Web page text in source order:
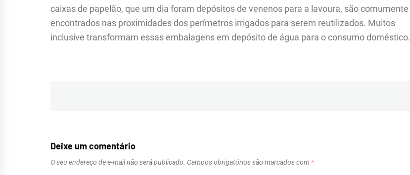
caixas de papelão, que um dia foram depósitos de venenos para a lavoura, são comumente
encontrados nas proximidades dos perímetros irrigados para serem reutilizados. Muitos
inclusive transformam essas embalagens em depósito de água para o consumo doméstico.
Post
Deixe um comentário
O seu endereço de e-mail não será publicado. Campos obrigatórios são marcados com *